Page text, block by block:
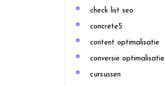
check list seo
concrete5
content optimalisatie
conversie optimalisatie
cursussen